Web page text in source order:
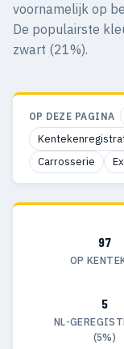
voornamelijk op
De populairste
zwart (21%).
OP DEZE PAGINA
Carrosserie
97
OP
5
NL-
(5%)